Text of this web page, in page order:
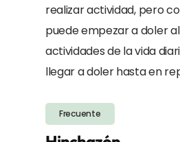
realizar actividad, pero
puede empezar a doler
actividades de la vida
llegar a doler hasta en
Frecuente